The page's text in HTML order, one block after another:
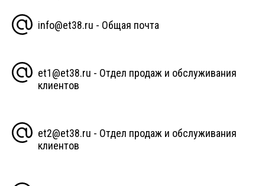
info@et38.ru - Общая почта
et1@et38.ru - Отдел продаж и обслуживания
клиентов
et2@et38.ru - Отдел продаж и обслуживания
клиентов